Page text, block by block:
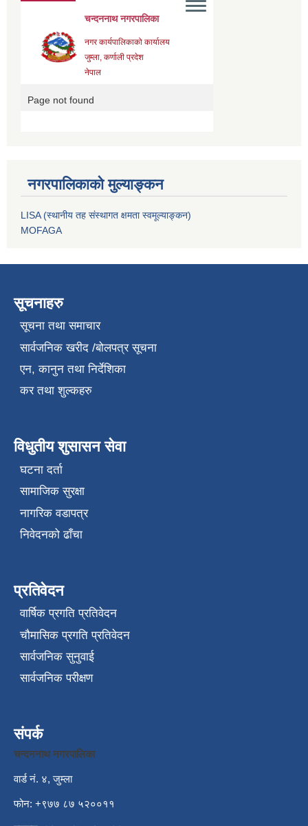
नगरपालिकाको मुल्याङ्कन
LISA (स्थानीय तह संस्थागत क्षमता स्वमूल्याङ्कन)
MOFAGA
सूचनाहरु
सूचना तथा समाचार
सार्वजनिक खरीद /बोलपत्र सूचना
एन, कानुन तथा निर्देशिका
कर तथा शुल्कहरु
विधुतीय शुसासन सेवा
घटना दर्ता
सामाजिक सुरक्षा
नागरिक वडापत्र
निवेदनको ढाँचा
प्रतिवेदन
वार्षिक प्रगति प्रतिवेदन
चौमासिक प्रगति प्रतिवेदन
सार्वजनिक सुनुवाई
सार्वजनिक परीक्षण
संपर्क
चन्दननाथ नगरपालिका
वार्ड नं. ४, जुम्ला
फोन: +९७७ ८७ ५२००११